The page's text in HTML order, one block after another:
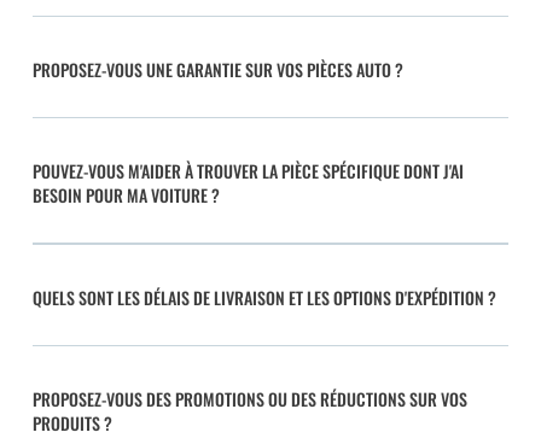
PROPOSEZ-VOUS UNE GARANTIE SUR VOS PIÈCES AUTO ?
POUVEZ-VOUS M'AIDER À TROUVER LA PIÈCE SPÉCIFIQUE DONT J'AI
BESOIN POUR MA VOITURE ?
QUELS SONT LES DÉLAIS DE LIVRAISON ET LES OPTIONS D'EXPÉDITION ?
PROPOSEZ-VOUS DES PROMOTIONS OU DES RÉDUCTIONS SUR VOS
PRODUITS ?